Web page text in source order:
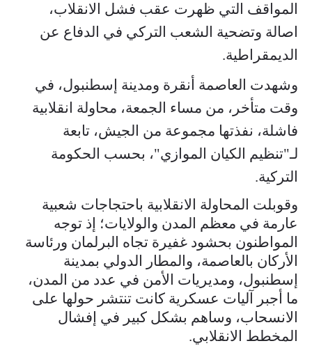
المواقف التي ظهرت عقب فشل الانقلاب،
اصالة وتضحية الشعب التركي في الدفاع عن
الديمقراطية.
وشهدت العاصمة أنقرة ومدينة إسطنبول، في
وقت متأخر، من مساء الجمعة، محاولة انقلابية
فاشلة، نفذتها مجموعة من الجيش، تابعة
لـ"تنظيم الكيان الموازي"، بحسب الحكومة
التركية.
وقوبلت المحاولة الانقلابية باحتجاجات شعبية
عارمة في معظم المدن والولايات؛ إذ توجه
المواطنون بحشود غفيرة تجاه البرلمان ورئاسة
الأركان بالعاصمة، والمطار الدولي بمدينة
إسطنبول، ومديريات الأمن في عدد من المدن،
ما أجبر آليات عسكرية كانت تنتشر حولها على
الانسحاب، وساهم بشكل كبير في إفشال
المخطط الانقلابي.